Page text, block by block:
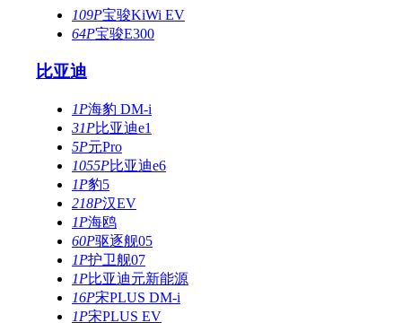
109P宝骏KiWi EV
64P宝骏E300
比亚迪
1P海豹 DM-i
31P比亚迪e1
5P元Pro
1055P比亚迪e6
1P豹5
218P汉EV
1P海鸥
60P驱逐舰05
1P护卫舰07
1P比亚迪元新能源
16P宋PLUS DM-i
1P宋PLUS EV